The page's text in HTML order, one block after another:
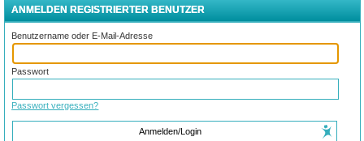
ANMELDEN REGISTRIERTER BENUTZER
Benutzername oder E-Mail-Adresse
Passwort
Passwort vergessen?
Anmelden/Login